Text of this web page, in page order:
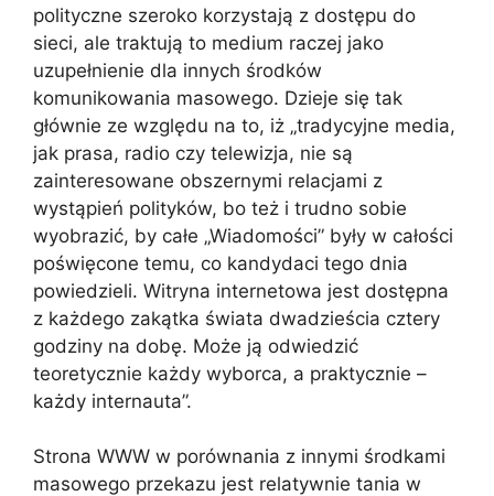
polityczne szeroko korzystają z dostępu do
sieci, ale traktują to medium raczej jako
uzupełnienie dla innych środków
komunikowania masowego. Dzieje się tak
głównie ze względu na to, iż „tradycyjne media,
jak prasa, radio czy telewizja, nie są
zainteresowane obszernymi relacjami z
wystąpień polityków, bo też i trudno sobie
wyobrazić, by całe „Wiadomości” były w całości
poświęcone temu, co kandydaci tego dnia
powiedzieli. Witryna internetowa jest dostępna
z każdego zakątka świata dwadzieścia cztery
godziny na dobę. Może ją odwiedzić
teoretycznie każdy wyborca, a praktycznie –
każdy internauta”.
Strona WWW w porównania z innymi środkami
masowego przekazu jest relatywnie tania w